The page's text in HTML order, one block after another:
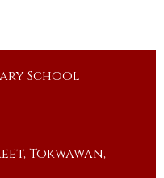
School
Tokwawan,